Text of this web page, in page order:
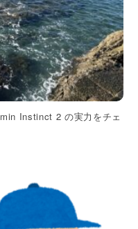
Instinct 2 の実力をチェ